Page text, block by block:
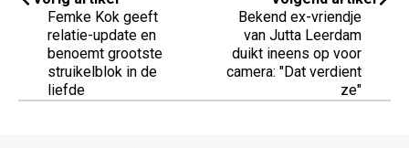
Femke Kok geeft
relatie-update en
benoemt grootste
struikelblok in de
liefde
Bekend ex-vriendje
van Jutta Leerdam
duikt ineens op voor
camera: "Dat verdient
ze"